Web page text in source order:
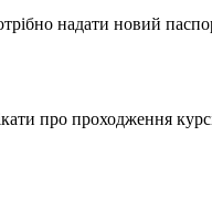
надати новий
про проходження